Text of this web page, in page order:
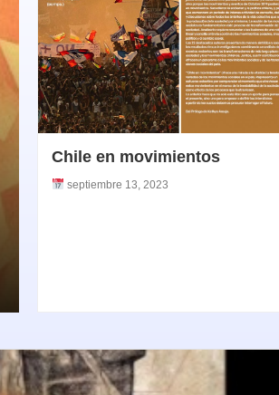
Chile en movimientos
septiembre 13, 2023